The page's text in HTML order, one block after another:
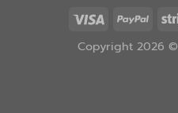
Copyright 2026 ©